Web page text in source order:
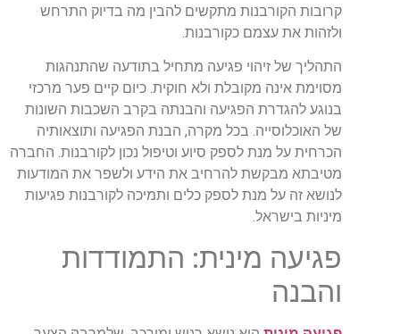
קרובות הקורבנות מתקשים להבין מה בדיוק התרחש
ולזהות את עצמם כקורבנות.
התהליך של זיהוי פגיעה מתחיל בתודעה שהתנהגות
מסוימת אינה מקובלת ולא חוקית. כיום קיים פער מרכזי
בנוגע להגדרת הפגיעה והבנתה בקרב השכבות השונות
של האוכלוסייה. בכל מקרה, הבנת הפגיעה ותוצאותיה
הכרחית על מנת לספק סיוע וטיפול נכון לקורבנות. החברה
מטיבתא מבקשת להרחיב את הידע ולשפר את המודעות
לנושא זה על מנת לספק כלים ותמיכה לקורבנות פגיעות
מיניות בישראל.
פגיעה מינית: התמודדות
והבנה